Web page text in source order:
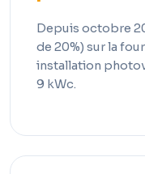
Depuis octobre
de 20%) sur la
installation
9 kWc.